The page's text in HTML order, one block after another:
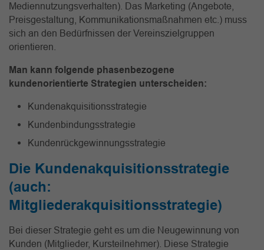
Mediennutzungsverhalten). Das Marketing (Angebote,
Preisgestaltung, Kommunikationsmaßnahmen etc.) muss
sich an den Bedürfnissen der Vereinszielgruppen
orientieren.
Man kann folgende phasenbezogene
kundenorientierte Strategien unterscheiden:
Kundenakquisitionsstrategie
Kundenbindungsstrategie
Kundenrückgewinnungsstrategie
Die Kundenakquisitionsstrategie
(auch:
Mitgliederakquisitionsstrategie)
Bei dieser Strategie geht es um die Neugewinnung von
Kunden (Mitglieder, Kursteilnehmer). Diese Strategie